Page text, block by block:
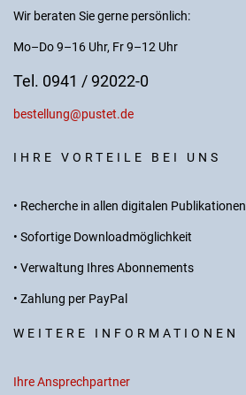
Wir beraten Sie gerne persönlich:
Mo–Do 9–16 Uhr, Fr 9–12 Uhr
Tel. 0941 / 92022-0
bestellung@pustet.de
IHRE VORTEILE BEI UNS
• Recherche in allen digitalen Publikationen
• Sofortige Downloadmöglichkeit
• Verwaltung Ihres Abonnements
• Zahlung per PayPal
WEITERE INFORMATIONEN
Ihre Ansprechpartner